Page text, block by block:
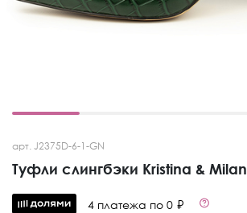
арт. J2375D-6-1-GN
Туфли слингбэки Kristina & Milan
4 платежа по 0 ₽